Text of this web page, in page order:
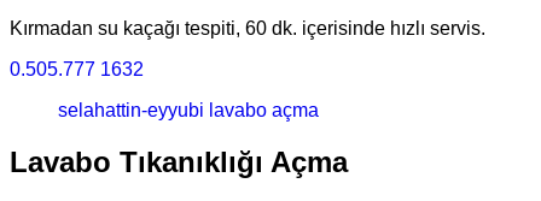
Kırmadan su kaçağı tespiti, 60 dk. içerisinde hızlı servis.
0.505.777 1632
selahattin-eyyubi lavabo açma
Lavabo Tıkanıklığı Açma